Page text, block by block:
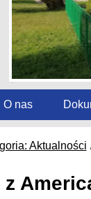
O nas
Aktualności